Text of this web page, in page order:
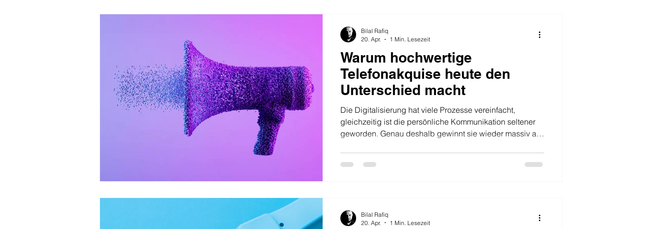
Warum hochwertige
Telefonakquise heute den
Unterschied macht
Die Digitalisierung hat viele Prozesse vereinfacht,
gleichzeitig ist die persönliche Kommunikation seltener
geworden. Genau deshalb gewinnt sie wieder massiv an
Mails oder automatisierte Kampagnen. Es ermöglicht
Bilal Rafiq
20. Apr.
1 Min. Lesezeit
Bilal Rafiq
20. Apr.
1 Min. Lesezeit